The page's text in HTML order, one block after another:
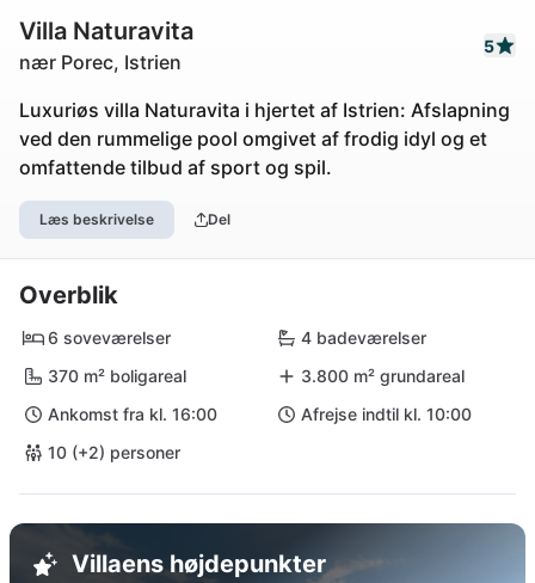
Villa Naturavita
nær Porec, Istrien
5
Luxuriøs villa Naturavita i hjertet af Istrien: Afslapning
ved den rummelige pool omgivet af frodig idyl og et
omfattende tilbud af sport og spil.
Læs beskrivelse Del
Overblik
6 soveværelser
4 badeværelser
370 m² boligareal
3.800 m² grundareal
Ankomst fra kl. 16:00
Afrejse indtil kl. 10:00
10 (+2) personer
Villaens højdepunkter